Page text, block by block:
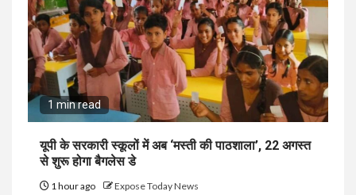
1 min read
यूपी के सरकारी स्कूलों में अब ‘मस्ती की पाठशाला’, 22 अगस्त
से शुरू होगा बैगलेस डे
1 hour ago Expose Today News